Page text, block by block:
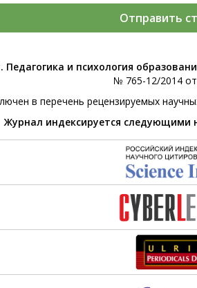
Отправить
Педагогика и психология
№ 765-12/2014
в перечень рецензируемых
Журнал индексируется